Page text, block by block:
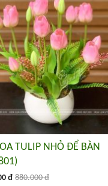
TULIP NHỎ ĐỂ BÀN
đ 880.000 đ